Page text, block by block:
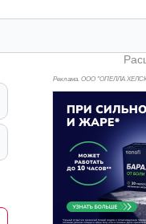
Реклама. ООО "ОПЕЛЛА